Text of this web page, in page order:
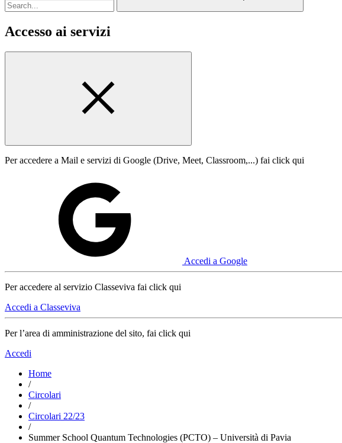
Accesso ai servizi
Per accedere a Mail e servizi di Google (Drive, Meet, Classroom,...) fai click qui
Accedi a Google
Per accedere al servizio Classeviva fai click qui
Accedi a Classeviva
Per l’area di amministrazione del sito, fai click qui
Accedi
Home
/
Circolari
/
Circolari 22/23
/
Summer School Quantum Technologies (PCTO) – Università di Pavia